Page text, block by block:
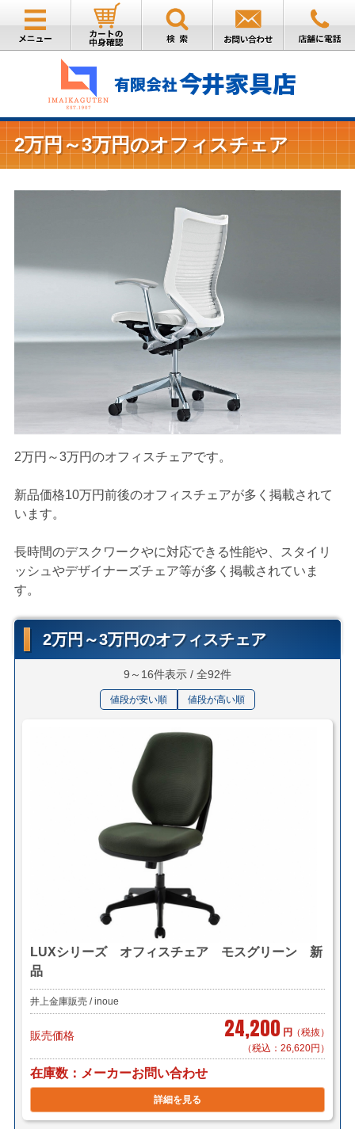
2万円～3万円のオフィスチェア
2万円～3万円のオフィスチェアです。
新品価格10万円前後のオフィスチェアが多く掲載されて
います。
長時間のデスクワークやに対応できる性能や、スタイリ
ッシュやデザイナーズチェア等が多く掲載されていま
す。
2万円～3万円のオフィスチェア
9～16件表示 / 全92件
値段が安い順 値段が高い順
LUXシリーズ オフィスチェア モスグリーン 新
品
井上金庫販売 / inoue
販売価格 24,200 円 （税抜）
（税込：26,620円）
在庫数 メーカーお問い合わせ
詳細を見る